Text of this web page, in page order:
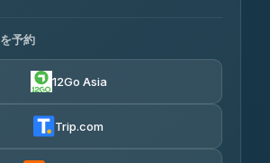
Taxi Service
฿2,875-฿4,025
Thailand
予約
12Go Asia
Trip.com